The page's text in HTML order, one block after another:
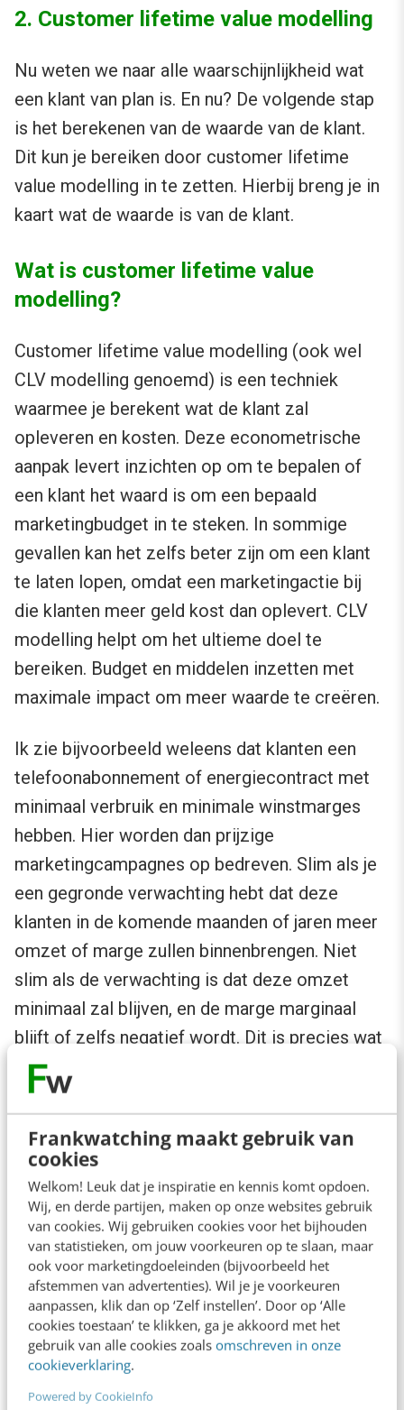
Frankwatching maakt gebruik van
cookies
Welkom! Leuk dat je inspiratie en kennis komt opdoen.
Wij, en derde partijen, maken op onze websites gebruik
van cookies. Wij gebruiken cookies voor het bijhouden
van statistieken, om jouw voorkeuren op te slaan, maar
ook voor marketingdoeleinden (bijvoorbeeld het
afstemmen van advertenties). Wil je je voorkeuren
aanpassen, klik dan op ‘Zelf instellen’. Door op ‘Alle
cookies toestaan’ te klikken, ga je akkoord met het
gebruik van alle cookies zoals omschreven in onze
cookieverklaring.
Powered by CookieInfo
2. Customer lifetime value modelling
Nu weten we naar alle waarschijnlijkheid wat
een klant van plan is. En nu? De volgende stap
is het berekenen van de waarde van de klant.
Dit kun je bereiken door customer lifetime
value modelling in te zetten. Hierbij breng je in
kaart wat de waarde is van de klant.
Wat is customer lifetime value
modelling?
Customer lifetime value modelling (ook wel
CLV modelling genoemd) is een techniek
waarmee je berekent wat de klant zal
opleveren en kosten. Deze econometrische
aanpak levert inzichten op om te bepalen of
een klant het waard is om een bepaald
marketingbudget in te steken. In sommige
gevallen kan het zelfs beter zijn om een klant
te laten lopen, omdat een marketingactie bij
die klanten meer geld kost dan oplevert. CLV
modelling helpt om het ultieme doel te
bereiken. Budget en middelen inzetten met
maximale impact om meer waarde te creëren.
Ik zie bijvoorbeeld weleens dat klanten een
telefoonabonnement of energiecontract met
minimaal verbruik en minimale winstmarges
hebben. Hier worden dan prijzige
marketingcampagnes op bedreven. Slim als je
een gegronde verwachting hebt dat deze
klanten in de komende maanden of jaren meer
omzet of marge zullen binnenbrengen. Niet
slim als de verwachting is dat deze omzet
minimaal zal blijven, en de marge marginaal
blijft of zelfs negatief wordt. Dit is precies wat
je met CLV modelling tracht te bereiken. Het in
kaart brengen van huidige en toekomstige
Blijf kritisch en werk met segmenten
Pas bij CLV modelling in de B2B-sector wel op
voor deparetoverdeling(20% van je klanten
vertegenwoordigt 80% van je omzet).
Bijvoorbeeld in de telefoniesector. Een bedrijf
met 20 telefoonnummers zal over het
algemeen meer waarde hebben dan een zzp’er
met 1 telefoonnummer. Dit betekent echter